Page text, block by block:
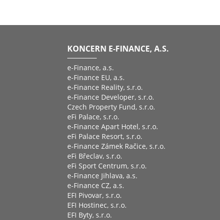
KONCERN E-FINANCE, A.S.
e-Finance, a.s.
e-Finance EU, a.s.
e-Finance Reality, s.r.o.
e-Finance Developer, s.r.o.
Czech Property Fund, s.r.o.
eFi Palace, s.r.o.
e-Finance Apart Hotel, s.r.o.
eFi Palace Resort, s.r.o.
e-Finance Zámek Račice, s.r.o.
eFi Břeclav, s.r.o.
eFi Sport Centrum, s.r.o.
e-Finance Jihlava, a.s.
e-Finance CZ, a.s.
EFI Pivovar, s.r.o.
EFI Hostinec, s.r.o.
EFI Byty, s.r.o.